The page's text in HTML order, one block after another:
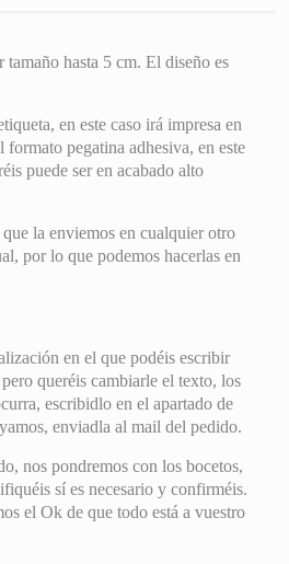
tamaño hasta 5 cm. El diseño es
en este caso irá impresa en
pegatina adhesiva, en este
puede ser en acabado alto
la enviemos en cualquier otro
por lo que podemos hacerlas en
en el que podéis escribir
queréis cambiarle el texto, los
escribidlo en el apartado de
enviadla al mail del pedido.
nos pondremos con los bocetos,
sí es necesario y confirméis.
el Ok de que todo está a vuestro